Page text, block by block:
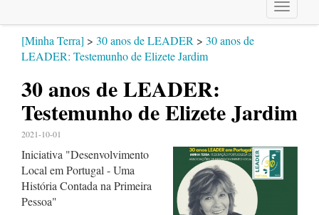
Toggle
[Minha Terra] > 30 anos de LEADER > 30 anos de
LEADER: Testemunho de Elizete Jardim
30 anos de LEADER:
Testemunho de Elizete Jardim
2021-10-01
Iniciativa "Desenvolvimento
Local em Portugal - Uma
História Contada na Primeira
Pessoa"